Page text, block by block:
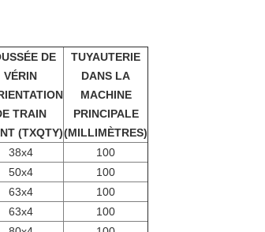
DE
VÉRIN
TRAIN
(TXQTY)
TUYAUTERIE
DANS LA
MACHINE
PRINCIPALE
(MILLIMÈTRES)
38x4
100
50x4
100
63x4
100
63x4
100